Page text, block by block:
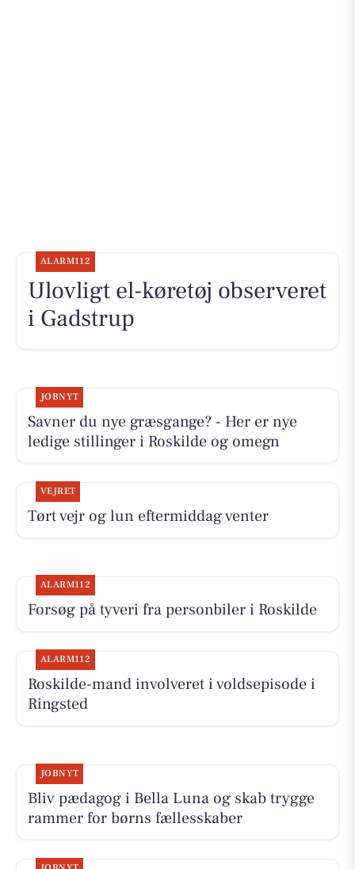
ALARM112
Ulovligt el-køretøj observeret
i Gadstrup
JOBNYT
Savner du nye græsgange? - Her er nye
ledige stillinger i Roskilde og omegn
VEJRET
Tørt vejr og lun eftermiddag venter
ALARM112
Forsøg på tyveri fra personbiler i Roskilde
ALARM112
Roskilde-mand involveret i voldsepisode i
Ringsted
JOBNYT
Bliv pædagog i Bella Luna og skab trygge
rammer for børns fællesskaber